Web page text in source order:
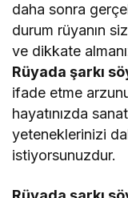
daha sonra
durum rüyanın
ve dikkate
Rüyada şarkı
ifade etme
hayatınızda
yeteneklerinizi
istiyorsunuzdur.